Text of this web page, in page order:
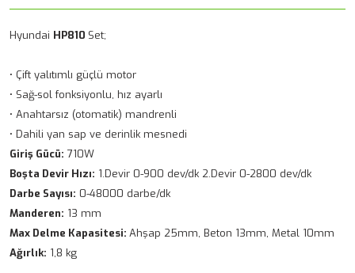
Hyundai HP810 Set;
• Çift yalıtımlı güçlü motor
• Sağ-sol fonksiyonlu, hız ayarlı
• Anahtarsız (otomatik) mandrenli
• Dahili yan sap ve derinlik mesnedi
Giriş Gücü: 710W
Boşta Devir Hızı: 1.Devir 0-900 dev/dk 2.Devir 0-2800 dev/dk
Darbe Sayısı: 0-48000 darbe/dk
Manderen: 13 mm
Max Delme Kapasitesi: Ahşap 25mm, Beton 13mm, Metal 10mm
Ağırlık: 1,8 kg